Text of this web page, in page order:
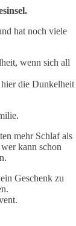
hat noch viele
wenn sich all
die Dunkelheit
mehr Schlaf als
kann schon
Geschenk zu